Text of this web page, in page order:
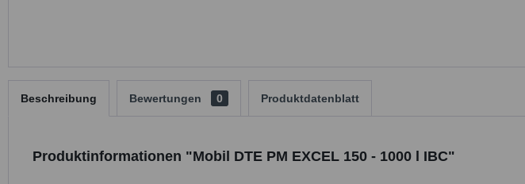
Beschreibung Bewertungen 0 Produktdatenblatt
Produktinformationen "Mobil DTE PM EXCEL 150 - 1000 l IBC"